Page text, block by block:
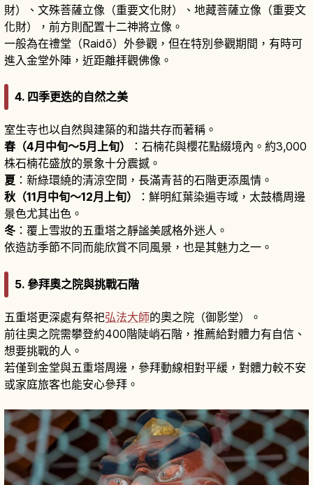
財）、文殊菩薩立像（重要文化財）、地藏菩薩立像（重要文
化財），前方則配置十二神將立像。
一般為在禮堂（Raidō）外參觀，但在特別參觀期間，有時可
進入金堂外陣，近距離拝觀佛像。
4. 四季更迭的自然之美
室生寺也以自然與建築的和諧共存而著稱。
春（4月中旬〜5月上旬）
：石楠花與櫻花點綴境內。約3,000
株石楠花盛放的景象十分震撼。
夏 ：新綠環繞的清涼空間，長滿青苔的石階更添風情。
秋（11月中旬〜12月上旬）
：鮮明紅葉染遍寺域，太鼓橋周邊
景色尤其出色。
冬 ：覆上雪妝的五重塔之靜謐美感格外迷人。
依造訪季節不同而能欣賞不同風景，也是其魅力之一。
5. 參拜奧之院與挑戰石階
五重塔更深處有祭祀弘法大師的奧之院（御影堂）。
前往奧之院需攀登約400階陡峭石階，推薦給對體力有自信、
想要挑戰的人。
若僅到金堂與五重塔周邊，參拜動線相對平緩，對體力較不安
或家庭旅客也能安心參拜。